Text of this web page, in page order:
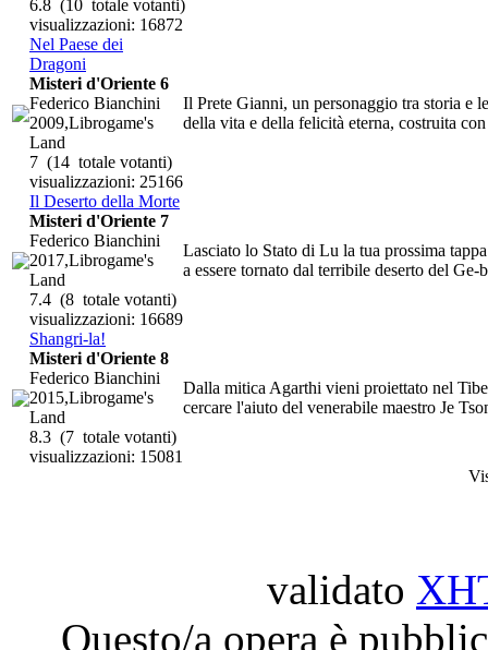
6.8 (10 totale votanti)
visualizzazioni: 16872
Nel Paese dei
Dragoni
Il Prete Gianni, un personaggio tra storia e
della vita e della felicità eterna, costruita
Misteri d'Oriente 6
Federico Bianchini
2009,Librogame's
Land
7 (14 totale votanti)
visualizzazioni: 25166
Il Deserto della Morte
Lasciato lo Stato di Lu la tua prossima
a essere tornato dal terribile deserto del
Misteri d'Oriente 7
Federico Bianchini
2017,Librogame's
Land
7.4 (8 totale votanti)
visualizzazioni: 16689
Shangri-la!
Dalla mitica Agarthi vieni proiettato nel
cercare l'aiuto del venerabile maestro Je
Misteri d'Oriente 8
Federico Bianchini
2015,Librogame's
Land
8.3 (7 totale votanti)
visualizzazioni: 15081
validato
Questo/a opera è